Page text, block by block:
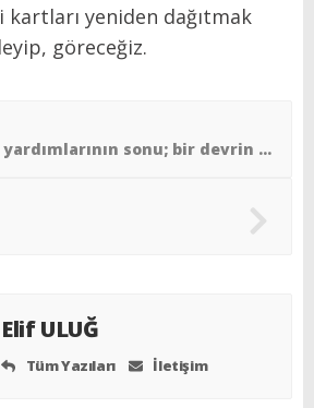
yeniden dağıtmak
göreceğiz.
Amerikan yardımlarının sonu; bir devrin kapanışı…
Elif ULUĞ
Tüm Yazıları İletişim